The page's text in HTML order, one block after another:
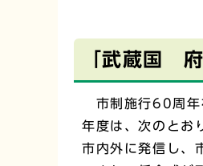
「武蔵国
市制施行60周年
年度は、次のとお
市内外に発信し、